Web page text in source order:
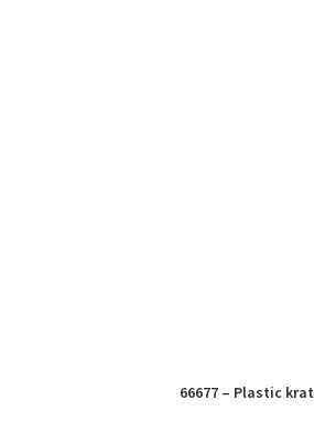
66677 – Plastic krat